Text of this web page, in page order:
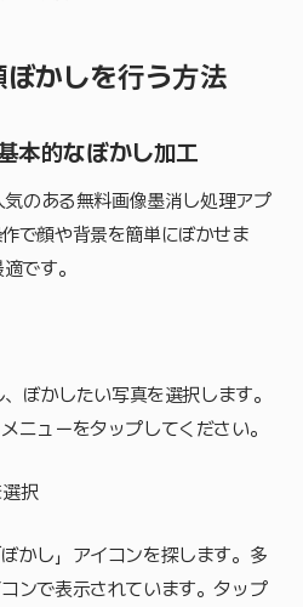
かしを行う方法
本的なぼかし加工
のある無料画像墨消し処理アプ
で顔や背景を簡単にぼかせま
です。
ぼかしたい写真を選択します。
ニューをタップしてください。
択
かし」アイコンを探します。多
ンで表示されています。タップ